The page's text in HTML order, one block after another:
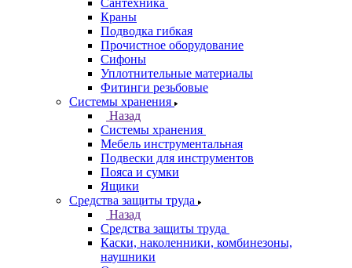
Сантехника
Краны
Подводка гибкая
Прочистное оборудование
Сифоны
Уплотнительные материалы
Фитинги резьбовые
Системы хранения
Назад
Системы хранения
Мебель инструментальная
Подвески для инструментов
Пояса и сумки
Ящики
Средства защиты труда
Назад
Средства защиты труда
Каски, наколенники, комбинезоны,
наушники